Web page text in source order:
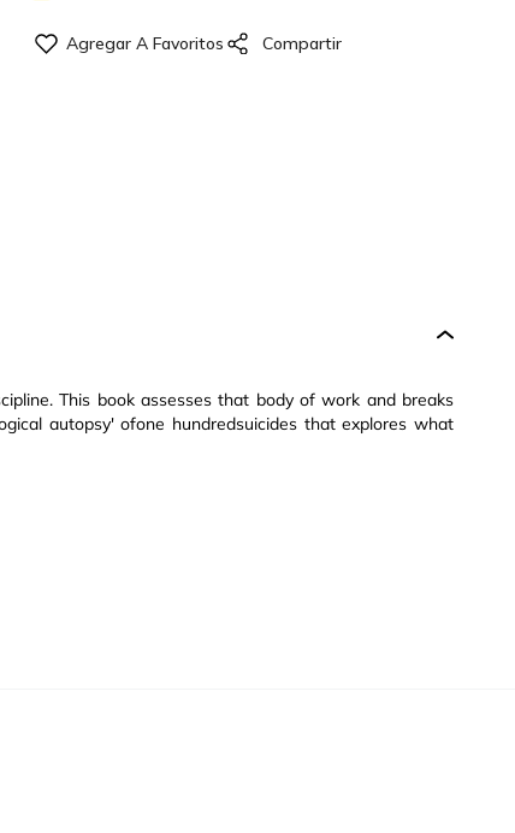
This book assesses that body of work and breaks
autopsy' ofone hundredsuicides that explores what